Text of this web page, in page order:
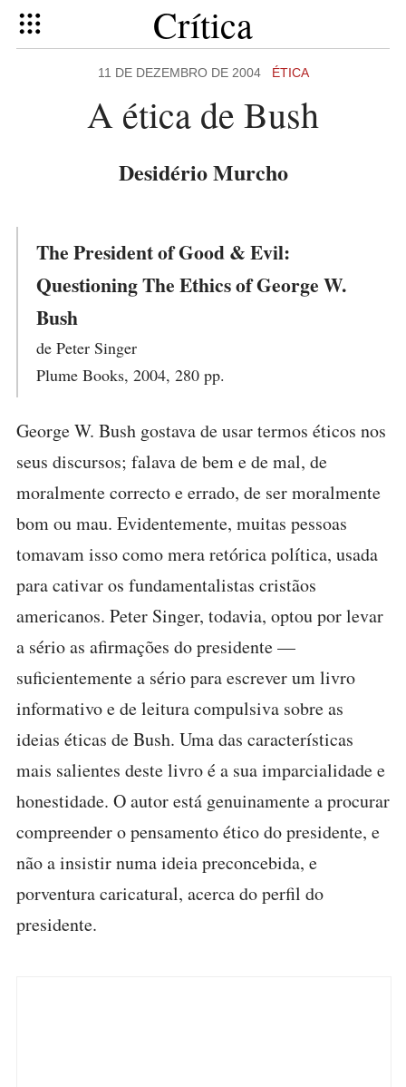
Crítica
11 DE DEZEMBRO DE 2004 ÉTICA
A ética de Bush
Desidério Murcho
The President of Good & Evil:
Questioning The Ethics of George W.
Bush
de Peter Singer
Plume Books, 2004, 280 pp.
George W. Bush gostava de usar termos éticos nos
seus discursos; falava de bem e de mal, de
moralmente correcto e errado, de ser moralmente
bom ou mau. Evidentemente, muitas pessoas
tomavam isso como mera retórica política, usada
para cativar os fundamentalistas cristãos
americanos. Peter Singer, todavia, optou por levar
a sério as afirmações do presidente —
suficientemente a sério para escrever um livro
informativo e de leitura compulsiva sobre as
ideias éticas de Bush. Uma das características
mais salientes deste livro é a sua imparcialidade e
honestidade. O autor está genuinamente a procurar
compreender o pensamento ético do presidente, e
não a insistir numa ideia preconcebida, e
porventura caricatural, acerca do perfil do
presidente.